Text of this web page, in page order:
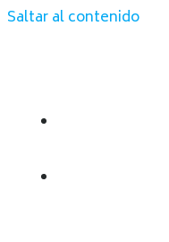
Saltar al contenido